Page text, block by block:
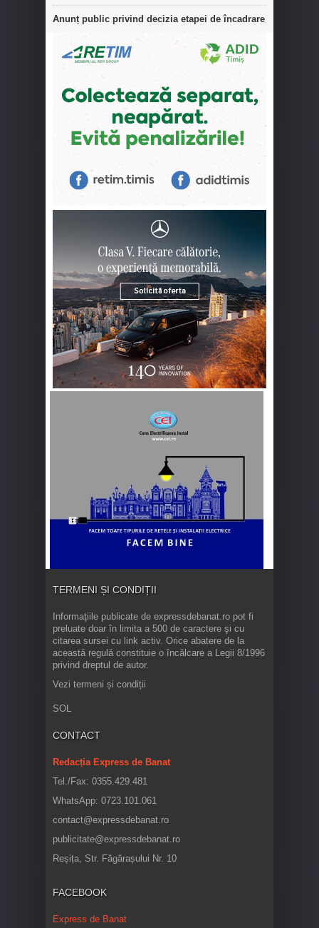
Anunț public privind decizia etapei de încadrare
TERMENI ȘI CONDIȚII
Informaţiile publicate de expressdebanat.ro pot fi
preluate doar în limita a 500 de caractere şi cu
citarea sursei cu link activ. Orice abatere de la
această regulă constituie o încălcare a Legii 8/1996
privind dreptul de autor.
Vezi termeni și condiții
SOL
CONTACT
Redacția Express de Banat
Tel./Fax: 0355.429.481
WhatsApp: 0723.101.061
contact@expressdebanat.ro
publicitate@expressdebanat.ro
Reșița, Str. Făgărașului Nr. 10
FACEBOOK
Express de Banat